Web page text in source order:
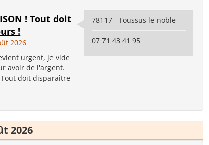
! Tout doit
!
2026
urgent, je vide
avoir de l'argent.
Tout doit disparaître
78117 - Toussus le noble
07 71 43 41 95
2026